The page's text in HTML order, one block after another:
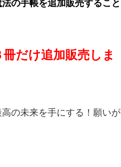
の手帳を追加販売すること
だけ追加販売しま
の未来を手にする！願いが